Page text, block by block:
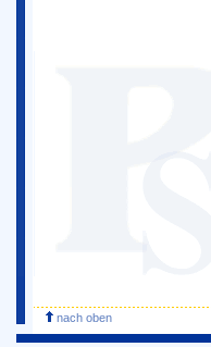
nach oben